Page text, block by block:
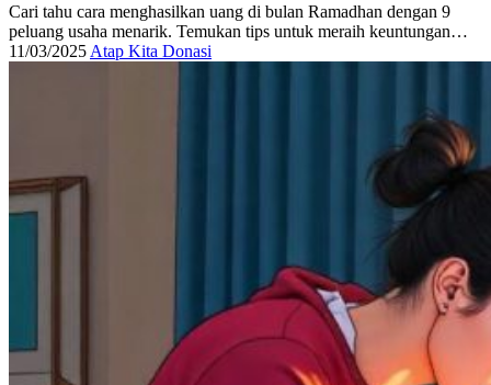
Cari tahu cara menghasilkan uang di bulan Ramadhan dengan 9
peluang usaha menarik. Temukan tips untuk meraih keuntungan…
11/03/2025 Atap Kita Donasi